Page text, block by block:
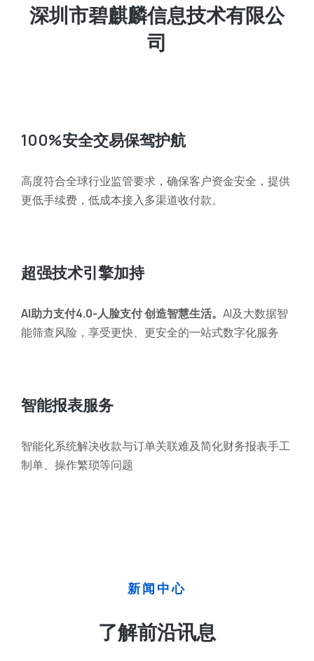
深圳市碧麒麟信息技术有限公
司
100%安全交易保驾护航
高度符合全球行业监管要求，确保客户资金安全，提供
更低手续费，低成本接入多渠道收付款。
超强技术引擎加持
AI助力支付4.0-人脸支付创造智慧生活。 AI及大数据智
能筛查风险，享受更快、更安全的一站式数字化服务
智能报表服务
智能化系统解决收款与订单关联难及简化财务报表手工
制单、操作繁琐等问题
新闻中心
了解前沿讯息